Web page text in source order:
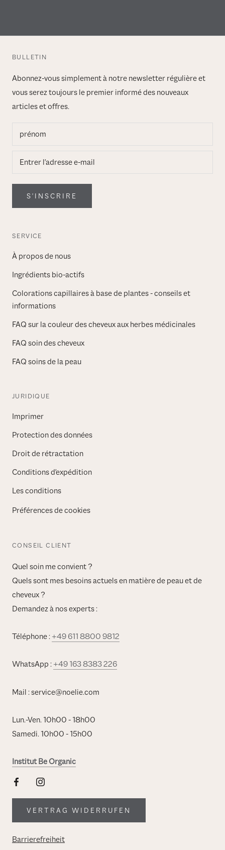
BULLETIN
Abonnez-vous simplement à notre newsletter régulière et
vous serez toujours le premier informé des nouveaux
articles et offres.
S'INSCRIRE
SERVICE
À propos de nous
Ingrédients bio-actifs
Colorations capillaires à base de plantes - conseils et
informations
FAQ sur la couleur des cheveux aux herbes médicinales
FAQ soin des cheveux
FAQ soins de la peau
JURIDIQUE
Imprimer
Protection des données
Droit de rétractation
Conditions d'expédition
Les conditions
Préférences de cookies
CONSEIL CLIENT
Quel soin me convient ?
Quels sont mes besoins actuels en matière de peau et de
cheveux ?
Demandez à nos experts :
Téléphone : +49 611 8800 9812
WhatsApp : +49 163 8383 226
Mail : service@noelie.com
Lun.-Ven. 10h00 - 18h00
Samedi. 10h00 - 15h00
Institut Be Organic
VERTRAG WIDERRUFEN
Barrierefreiheit